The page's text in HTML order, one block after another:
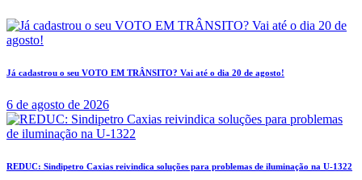
Já cadastrou o seu VOTO EM TRÂNSITO? Vai até o dia 20 de agosto!
6 de agosto de 2026
REDUC: Sindipetro Caxias reivindica soluções para problemas de iluminação na U-1322